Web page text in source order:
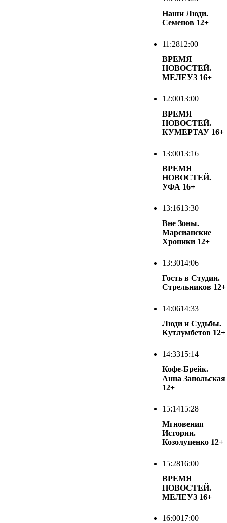
Наши Люди.
Семенов 12+
11:2812:00
ВРЕМЯ
НОВОСТЕЙ.
МЕЛЕУЗ 16+
12:0013:00
ВРЕМЯ
НОВОСТЕЙ.
КУМЕРТАУ 16+
13:0013:16
ВРЕМЯ
НОВОСТЕЙ.
УФА 16+
13:1613:30
Вне Зоны.
Марсианские
Хроники 12+
13:3014:06
Гость в Студии.
Стрельников 12+
14:0614:33
Люди и Судьбы.
Кутлумбетов 12+
14:3315:14
Кофе-Брейк.
Анна Запольская
12+
15:1415:28
Мгновения
Истории.
Козолупенко 12+
15:2816:00
ВРЕМЯ
НОВОСТЕЙ.
МЕЛЕУЗ 16+
16:0017:00